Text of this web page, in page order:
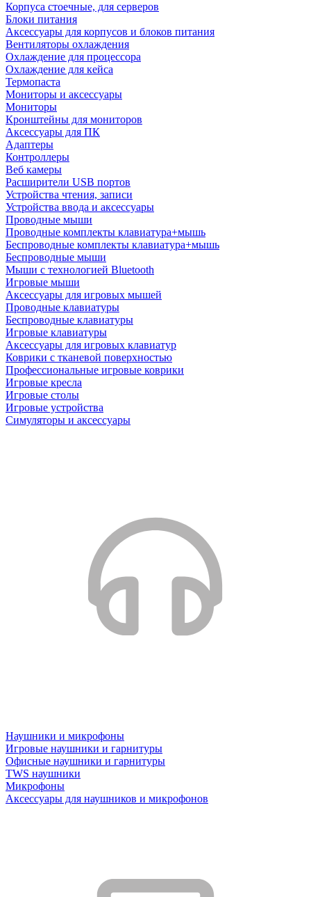
Корпуса стоечные, для серверов
Блоки питания
Аксессуары для корпусов и блоков питания
Вентиляторы охлаждения
Охлаждение для процессора
Охлаждение для кейса
Термопаста
Мониторы и аксессуары
Мониторы
Кронштейны для мониторов
Аксессуары для ПК
Адаптеры
Контроллеры
Веб камеры
Расширители USB портов
Устройства чтения, записи
Устройства ввода и аксессуары
Проводные мыши
Проводные комплекты клавиатура+мышь
Беспроводные комплекты клавиатура+мышь
Беспроводные мыши
Мыши с технологией Bluetooth
Игровые мыши
Аксессуары для игровых мышей
Проводные клавиатуры
Беспроводные клавиатуры
Игровые клавиатуры
Аксессуары для игровых клавиатур
Коврики с тканевой поверхностью
Профессиональные игровые коврики
Игровые кресла
Игровые столы
Игровые устройства
Симуляторы и аксессуары
Наушники и микрофоны
Игровые наушники и гарнитуры
Офисные наушники и гарнитуры
TWS наушники
Микрофоны
Аксессуары для наушников и микрофонов